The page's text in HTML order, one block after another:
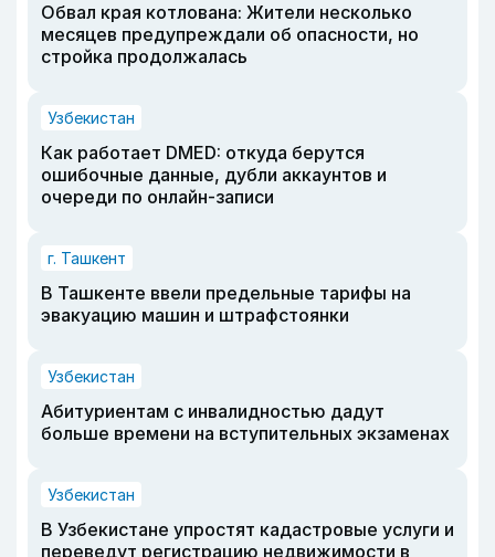
Обвал края котлована: Жители несколько
месяцев предупреждали об опасности, но
стройка продолжалась
Узбекистан
Как работает DMED: откуда берутся
ошибочные данные, дубли аккаунтов и
очереди по онлайн-записи
г. Ташкент
В Ташкенте ввели предельные тарифы на
эвакуацию машин и штрафстоянки
Узбекистан
Абитуриентам с инвалидностью дадут
больше времени на вступительных экзаменах
Узбекистан
В Узбекистане упростят кадастровые услуги и
переведут регистрацию недвижимости в